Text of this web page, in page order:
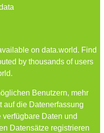
on data.world. Find
by thousands of users
Benutzern, mehr
auf die Datenerfassung
Daten und
Datensätze registrieren